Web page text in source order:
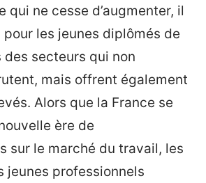
qui ne cesse d’augmenter, il
les jeunes diplômés de
des secteurs qui non
mais offrent également
Alors que la France se
ère de
sur le marché du travail, les
jeunes professionnels